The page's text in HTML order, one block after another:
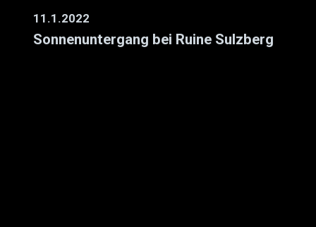
11.1.2022
Sonnenuntergang bei Ruine Sulzberg